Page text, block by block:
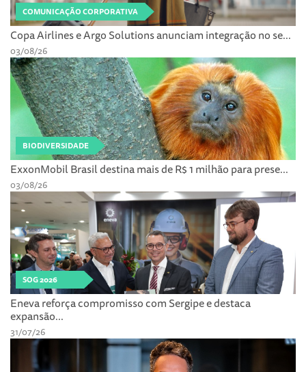
COMUNICAÇÃO CORPORATIVA
Copa Airlines e Argo Solutions anunciam integração no se...
03/08/26
BIODIVERSIDADE
ExxonMobil Brasil destina mais de R$ 1 milhão para prese...
03/08/26
SOG 2026
Eneva reforça compromisso com Sergipe e destaca
expansão...
31/07/26